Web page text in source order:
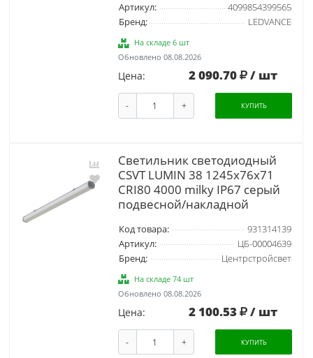
Артикул:
4099854399565
Бренд:
LEDVANCE
На складе 6 шт
Обновлено 08.08.2026
Цена: 2 090.70 / шт
- + КУПИТЬ
Светильник светодиодный
CSVT LUMIN 38 1245х76х71
CRI80 4000 milky IP67 серый
подвесной/накладной
Код товара:
931314139
Артикул:
ЦБ-00004639
Бренд:
Центрстройсвет
На складе 74 шт
Обновлено 08.08.2026
Цена: 2 100.53 / шт
- + КУПИТЬ